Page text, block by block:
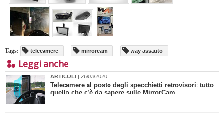
Tags: telecamere mirrorcam way assauto
Leggi anche
ARTICOLI | 26/03/2020
Telecamere al posto degli specchietti retrovisori: tutto
quello che c’è da sapere sulle MirrorCam